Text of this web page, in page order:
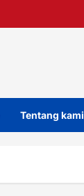
Tentang kami